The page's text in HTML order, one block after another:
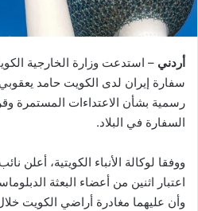
أردني – استدعت وزارة الخارجية
سفارة إيران لدى الكويت حامد
رسمية بشأن الاعتداءات المستمرة
السفارة في البلاد.
ووفقا لوكالة الأنباء الكويتية، أعلن
اعتبار اثنين من أعضاء البعثة
وأن عليهما مغادرة أراضي الكويت خلال 24